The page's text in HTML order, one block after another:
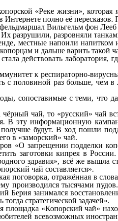
«Реке жизни»,
полно её
Вильгельм фон Лееб
разровняли
местные напоили напитком
и дальше варить такой
действовать лаборатория,
к респираторно-
с половиной раз больше, чем
сопоставимые с теми, что
чай, то «русский» чай
В эту информационную
будут. В ход пошли
в «заморский» чай.
«О запрещении подделки
заготовки кипрея в
здравия», всё же вышла
чай составляется».
поговорка, отражённая в
производился тысячами
занимался
стратегической задачей».
«Копорский чай»
всевозможных